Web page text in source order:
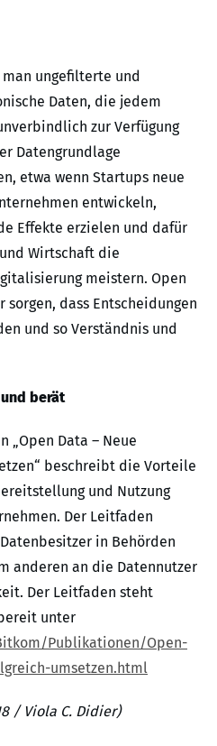
ungefilterte und
Daten, die jedem
zur Verfügung
Datengrundlage
etwa wenn Startups neue
entwickeln,
Effekte erzielen und dafür
Wirtschaft die
meistern. Open
dass Entscheidungen
und so Verständnis und
berät
„Open Data – Neue
beschreibt die Vorteile
und Nutzung
Der Leitfaden
in Behörden
anderen an die Datennutzer
Der Leitfaden steht
unter
Publikationen/Open-
umsetzen.html
/ Viola C. Didier)